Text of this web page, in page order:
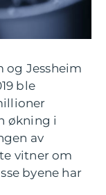
og Jessheim
ble
økning i
av
vitner om
byene har